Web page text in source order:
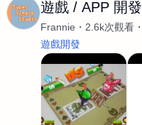
遊戲 / APP 開發
Frannie 2.6k次觀看
遊戲開發